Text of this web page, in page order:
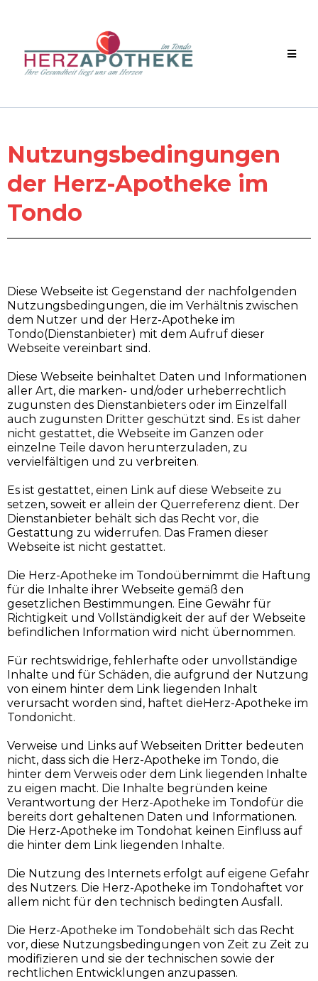
Nutzungsbedingungen
der Herz-Apotheke im
Tondo
Diese Webseite ist Gegenstand der nachfolgenden
Nutzungsbedingungen, die im Verhältnis zwischen
dem Nutzer und der Herz-Apotheke im
Tondo(Dienstanbieter) mit dem Aufruf dieser
Webseite vereinbart sind.
Diese Webseite beinhaltet Daten und Informationen
aller Art, die marken- und/oder urheberrechtlich
zugunsten des Dienstanbieters oder im Einzelfall
auch zugunsten Dritter geschützt sind. Es ist daher
nicht gestattet, die Webseite im Ganzen oder
einzelne Teile davon herunterzuladen, zu
vervielfältigen und zu verbreiten.
Es ist gestattet, einen Link auf diese Webseite zu
setzen, soweit er allein der Querreferenz dient. Der
Dienstanbieter behält sich das Recht vor, die
Gestattung zu widerrufen. Das Framen dieser
Webseite ist nicht gestattet.
Die Herz-Apotheke im Tondoübernimmt die Haftung
für die Inhalte ihrer Webseite gemäß den
gesetzlichen Bestimmungen. Eine Gewähr für
Richtigkeit und Vollständigkeit der auf der Webseite
befindlichen Information wird nicht übernommen.
Für rechtswidrige, fehlerhafte oder unvollständige
Inhalte und für Schäden, die aufgrund der Nutzung
von einem hinter dem Link liegenden Inhalt
verursacht worden sind, haftet dieHerz-Apotheke im
Tondonicht.
Verweise und Links auf Webseiten Dritter bedeuten
nicht, dass sich die Herz-Apotheke im Tondo, die
hinter dem Verweis oder dem Link liegenden Inhalte
zu eigen macht. Die Inhalte begründen keine
Verantwortung der Herz-Apotheke im Tondofür die
bereits dort gehaltenen Daten und Informationen.
Die Herz-Apotheke im Tondohat keinen Einfluss auf
die hinter dem Link liegenden Inhalte.
Die Nutzung des Internets erfolgt auf eigene Gefahr
des Nutzers. Die Herz-Apotheke im Tondohaftet vor
allem nicht für den technisch bedingten Ausfall.
Die Herz-Apotheke im Tondobehält sich das Recht
vor, diese Nutzungsbedingungen von Zeit zu Zeit zu
modifizieren und sie der technischen sowie der
rechtlichen Entwicklungen anzupassen.